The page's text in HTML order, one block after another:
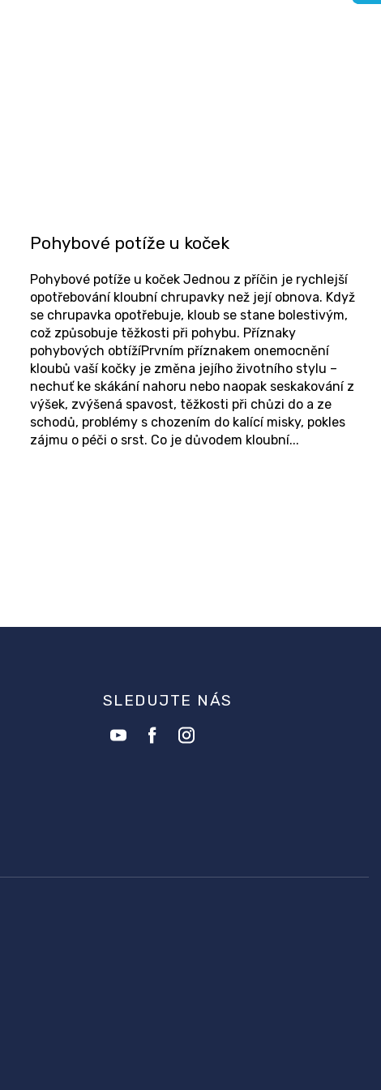
Pohybové potíže u koček
Pohybové potíže u koček Jednou z příčin je rychlejší
opotřebování kloubní chrupavky než její obnova. Když
se chrupavka opotřebuje, kloub se stane bolestivým,
což způsobuje těžkosti při pohybu. Příznaky
pohybových obtížíPrvním příznakem onemocnění
kloubů vaší kočky je změna jejího životního stylu –
nechuť ke skákání nahoru nebo naopak seskakování z
výšek, zvýšená spavost, těžkosti při chůzi do a ze
schodů, problémy s chozením do kalící misky, pokles
zájmu o péči o srst. Co je důvodem kloubní...
SLEDUJTE NÁS